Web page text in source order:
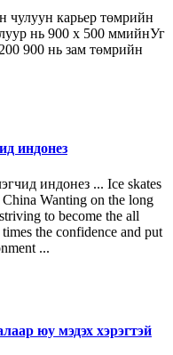
чулуун карьер төмрийн
нь 900 х 500 ммийнУг
900 нь зам төмрийн
индонез
индонез ... Ice skates
Wanting on the long
to become the all
the confidence and put
...
юу мэдэх хэрэгтэй